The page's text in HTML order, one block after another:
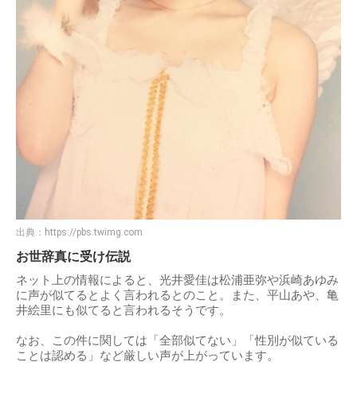
出典： https://pbs.twimg.com
お世辞真に受け伝説
ネット上の情報によると、光井愛佳は松浦亜弥や浜崎あゆみ
に声が似てるとよく言われるとのこと。また、平山あや、亀
井絵里にも似てると言われるそうです。
なお、この件に関しては「全部似てない」「性別が似ている
ことは認める」など厳しい声が上がっています。